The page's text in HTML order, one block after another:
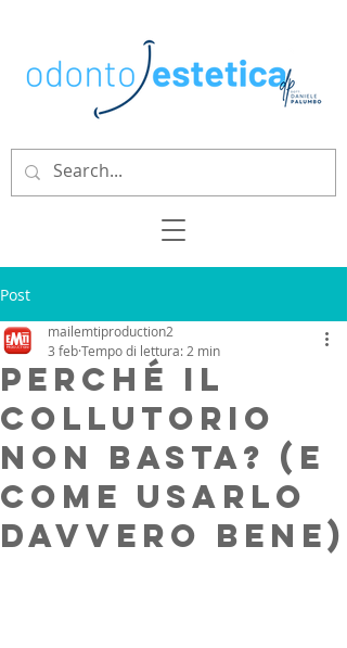
Post
Perché il
collutorio
non basta? (E
come usarlo
davvero bene)
mailemtiproduction2
3 febTempo di lettura: 2 min